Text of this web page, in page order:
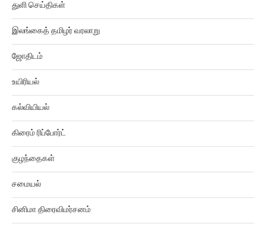
துளி செய்திகள்
இலங்கைத் தமிழர் வரலாறு
ஜோதிடம்
உயிரியல்
கல்வியியல்
கிரைம் ரிப்போர்ட்
குழந்தைகள்
சமையல்
சினிமா திரைவிமர்சனம்